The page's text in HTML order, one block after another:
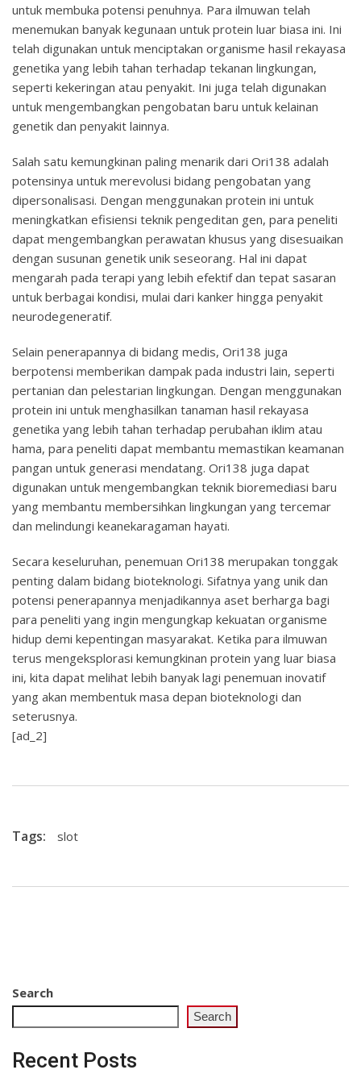
untuk membuka potensi penuhnya. Para ilmuwan telah
menemukan banyak kegunaan untuk protein luar biasa ini. Ini
telah digunakan untuk menciptakan organisme hasil rekayasa
genetika yang lebih tahan terhadap tekanan lingkungan,
seperti kekeringan atau penyakit. Ini juga telah digunakan
untuk mengembangkan pengobatan baru untuk kelainan
genetik dan penyakit lainnya.
Salah satu kemungkinan paling menarik dari Ori138 adalah
potensinya untuk merevolusi bidang pengobatan yang
dipersonalisasi. Dengan menggunakan protein ini untuk
meningkatkan efisiensi teknik pengeditan gen, para peneliti
dapat mengembangkan perawatan khusus yang disesuaikan
dengan susunan genetik unik seseorang. Hal ini dapat
mengarah pada terapi yang lebih efektif dan tepat sasaran
untuk berbagai kondisi, mulai dari kanker hingga penyakit
neurodegeneratif.
Selain penerapannya di bidang medis, Ori138 juga
berpotensi memberikan dampak pada industri lain, seperti
pertanian dan pelestarian lingkungan. Dengan menggunakan
protein ini untuk menghasilkan tanaman hasil rekayasa
genetika yang lebih tahan terhadap perubahan iklim atau
hama, para peneliti dapat membantu memastikan keamanan
pangan untuk generasi mendatang. Ori138 juga dapat
digunakan untuk mengembangkan teknik bioremediasi baru
yang membantu membersihkan lingkungan yang tercemar
dan melindungi keanekaragaman hayati.
Secara keseluruhan, penemuan Ori138 merupakan tonggak
penting dalam bidang bioteknologi. Sifatnya yang unik dan
potensi penerapannya menjadikannya aset berharga bagi
para peneliti yang ingin mengungkap kekuatan organisme
hidup demi kepentingan masyarakat. Ketika para ilmuwan
terus mengeksplorasi kemungkinan protein yang luar biasa
ini, kita dapat melihat lebih banyak lagi penemuan inovatif
yang akan membentuk masa depan bioteknologi dan
seterusnya.
[ad_2]
Tags: slot
Search
Search
Recent Posts